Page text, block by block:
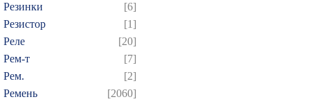
Резинки
[6]
Резистор
[1]
Реле
[20]
Рем-т
[7]
Рем.
[2]
Ремень
[2060]